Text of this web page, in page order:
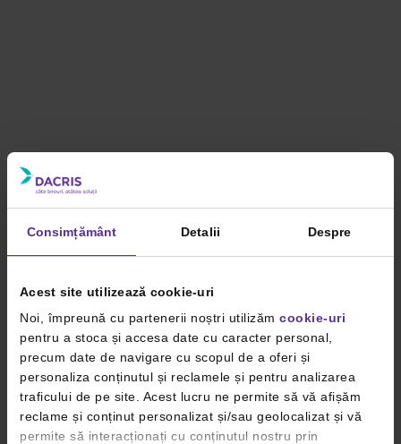
Consimțământ Detalii Despre
Acest site utilizează cookie-uri
Noi, împreună cu partenerii noștri utilizăm cookie-uri
pentru a stoca și accesa date cu caracter personal,
precum date de navigare cu scopul de a oferi și
personaliza conținutul și reclamele și pentru analizarea
traficului de pe site. Acest lucru ne permite să vă afișăm
reclame și conținut personalizat și/sau geolocalizat și vă
permite să interacționați cu conținutul nostru prin